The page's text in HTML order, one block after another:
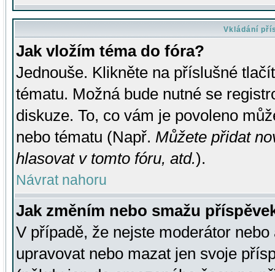
Vkládání
Jak vložím téma do fóra?
Jednouše. Klikněte na příslušné
tématu. Možná bude nutné se
diskuze. To, co vám je povoleno
nebo tématu (Např. Můžete přidat
hlasovat v tomto fóru, atd.).
Návrat nahoru
Jak změním nebo smažu
V případě, že nejste moderátor
upravovat nebo mazat jen svoje